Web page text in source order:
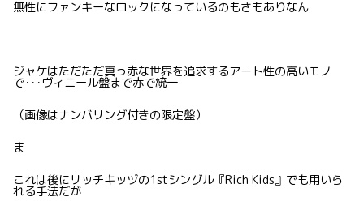
無性にファンキーなロックになっているのもさもありなん
ジャケはただただ真っ赤な世界を追求するアート性の高いモノ
で･･･ヴィニール盤まで赤で統一
（画像はナンバリング付きの限定盤）
ま
これは後にリッチキッヅの1stシングル『Rich Kids』でも用いら
れる手法だが